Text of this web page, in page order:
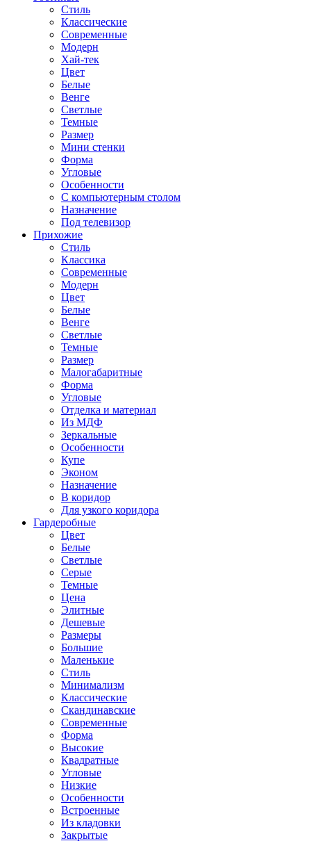
Стиль
Классические
Современные
Модерн
Хай-тек
Цвет
Белые
Венге
Светлые
Темные
Размер
Мини стенки
Форма
Угловые
Особенности
С компьютерным столом
Назначение
Под телевизор
Прихожие
Стиль
Классика
Современные
Модерн
Цвет
Белые
Венге
Светлые
Темные
Размер
Малогабаритные
Форма
Угловые
Отделка и материал
Из МДФ
Зеркальные
Особенности
Купе
Эконом
Назначение
В коридор
Для узкого коридора
Гардеробные
Цвет
Белые
Светлые
Серые
Темные
Цена
Элитные
Дешевые
Размеры
Большие
Маленькие
Стиль
Минимализм
Классические
Скандинавские
Современные
Форма
Высокие
Квадратные
Угловые
Низкие
Особенности
Встроенные
Из кладовки
Закрытые